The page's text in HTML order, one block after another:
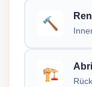
🔨
🏗️